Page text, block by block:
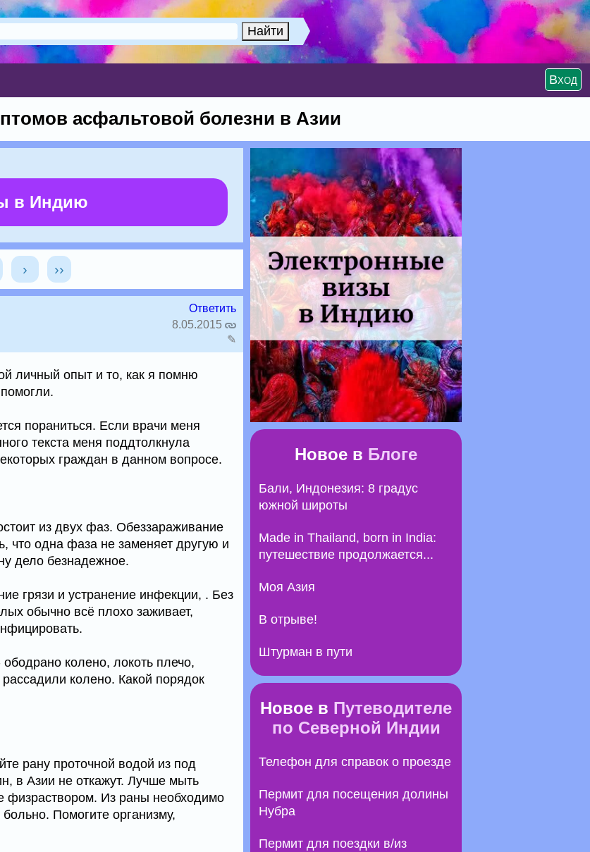
Вход
асфальтовой болезни в Азии
в Индию
› ››
Ответить
8.05.2015
✎
личный опыт и то, как я помню
пораниться. Если врачи меня
текста меня поддтолкнула
граждан в данном вопросе.
из двух фаз. Обеззараживание
что одна фаза не заменяет другую и
дело безнадежное.
грязи и устранение инфекции, . Без
обычно всё плохо заживает,
колено, локоть плечо,
колено. Какой порядок
рану проточной водой из под
в Азии не откажут. Лучше мыть
Из раны необходимо
Помогите организму,
Новое в Блоге
Бали, Индонезия: 8 градус
южной широты
Made in Thailand, born in India:
путешествие продолжается...
Моя Азия
В отрыве!
Штурман в пути
Новое в Путеводителе
по Северной Индии
Телефон для справок о проезде
Пермит для посещения долины
Нубра
Пермит для поездки в/из